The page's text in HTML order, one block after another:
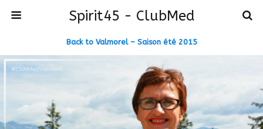
Spirit45 - ClubMed
Back to Valmorel – Saison été 2015